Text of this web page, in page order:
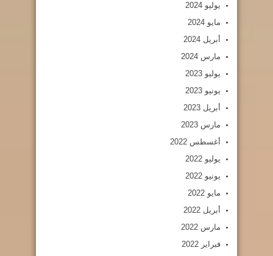
يوليو 2024
مايو 2024
أبريل 2024
مارس 2024
يوليو 2023
يونيو 2023
أبريل 2023
مارس 2023
أغسطس 2022
يوليو 2022
يونيو 2022
مايو 2022
أبريل 2022
مارس 2022
فبراير 2022